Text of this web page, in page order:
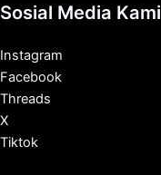
Sosial Media Kami
Instagram
Facebook
Threads
X
Tiktok